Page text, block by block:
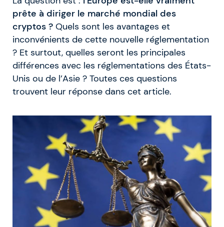
prête à diriger le marché mondial des
cryptos ? Quels sont les avantages et
inconvénients de cette nouvelle réglementation
? Et surtout, quelles seront les principales
différences avec les réglementations des États-
Unis ou de l’Asie ? Toutes ces questions
trouvent leur réponse dans cet article.